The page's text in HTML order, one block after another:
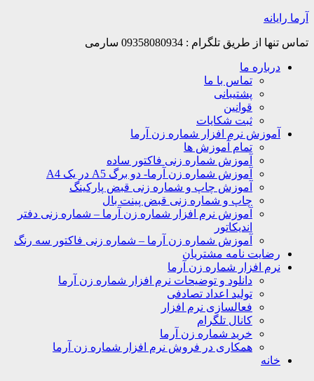
Skip
content
آرما رایانه
تماس تنها از طریق تلگرام : 09358080934 سارمی
درباره ما
تماس با ما
پشتیبانی
قوانین
ثبت شکایات
آموزش نرم افزار شماره زن آرما
تمام آموزش ها
آموزش شماره زنی فاکتور ساده
آموزش شماره زن آرما- دو برگ A5 در یک A4
آموزش چاپ و شماره زنی قبض پارکینگ
چاپ و شماره زنی قبض پینت بال
آموزش نرم افزار شماره زن آرما – شماره زنی دفتر
اندیکاتور
آموزش شماره زن آرما – شماره زنی فاکتور سه رنگ
رضایت نامه مشتریان
نرم افزار شماره زن آرما
دانلود و توضیحات نرم افزار شماره زن آرما
تولید اعداد تصادفی
فعالسازی نرم افزار
کانال تلگرام
خرید شماره زن آرما
همکاری در فروش نرم افزار شماره زن آرما
خانه